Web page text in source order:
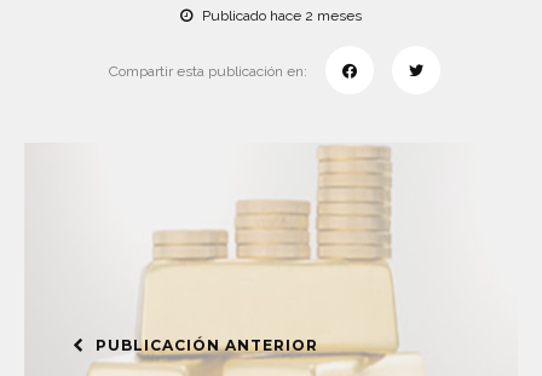
Publicado hace 2 meses
Compartir esta publicación en:
PUBLICACIÓN ANTERIOR